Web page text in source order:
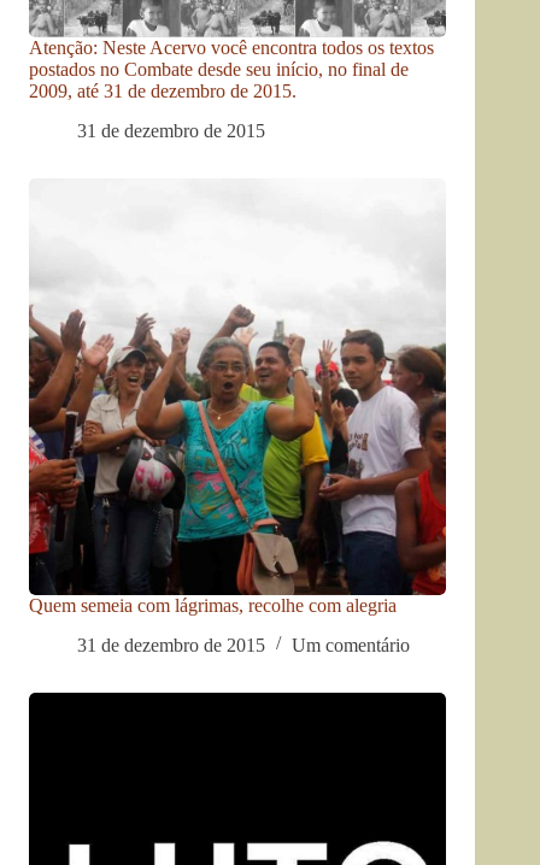
Atenção: Neste Acervo você encontra todos os textos
postados no Combate desde seu início, no final de
2009, até 31 de dezembro de 2015.
31 de dezembro de 2015
Quem semeia com lágrimas, recolhe com alegria
31 de dezembro de 2015
Um comentário